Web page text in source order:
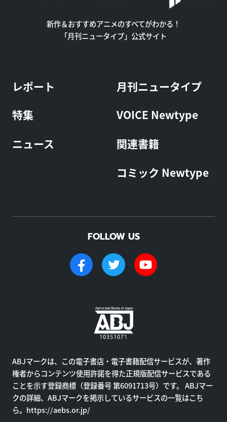
新作＆おすすめアニメのすべてがわかる！
「月刊ニュータイプ」公式サイト
レポート
特集
ニュース
月刊ニュータイプ
VOICE Newtype
関連書籍
コミック Newtype
FOLLOW US
ABJマークは、この電子書店・電子書籍配信サービスが、著作
権者からコンテンツ使用許諾を得た正規版配信サービスである
ことを示す登録商標（登録番号 第6091713号）です。 ABJマー
クの詳細、ABJマークを掲示しているサービスの一覧はこち
ら。 https://aebs.or.jp/